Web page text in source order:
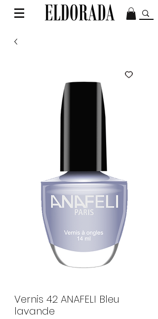
Vernis 42 ANAFELI Bleu
lavande